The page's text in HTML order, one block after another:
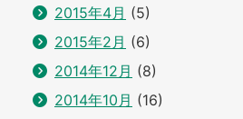
2015年4月 (5)
2015年2月 (6)
2014年12月 (8)
2014年10月 (16)